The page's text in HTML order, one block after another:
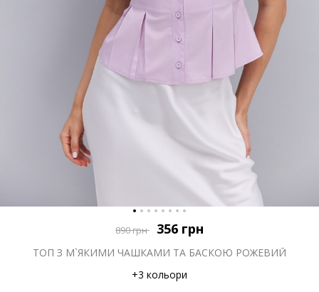
890грн 356 грн
ТОП З М`ЯКИМИ ЧАШКАМИ ТА БАСКОЮ РОЖЕВИЙ
+3 кольори